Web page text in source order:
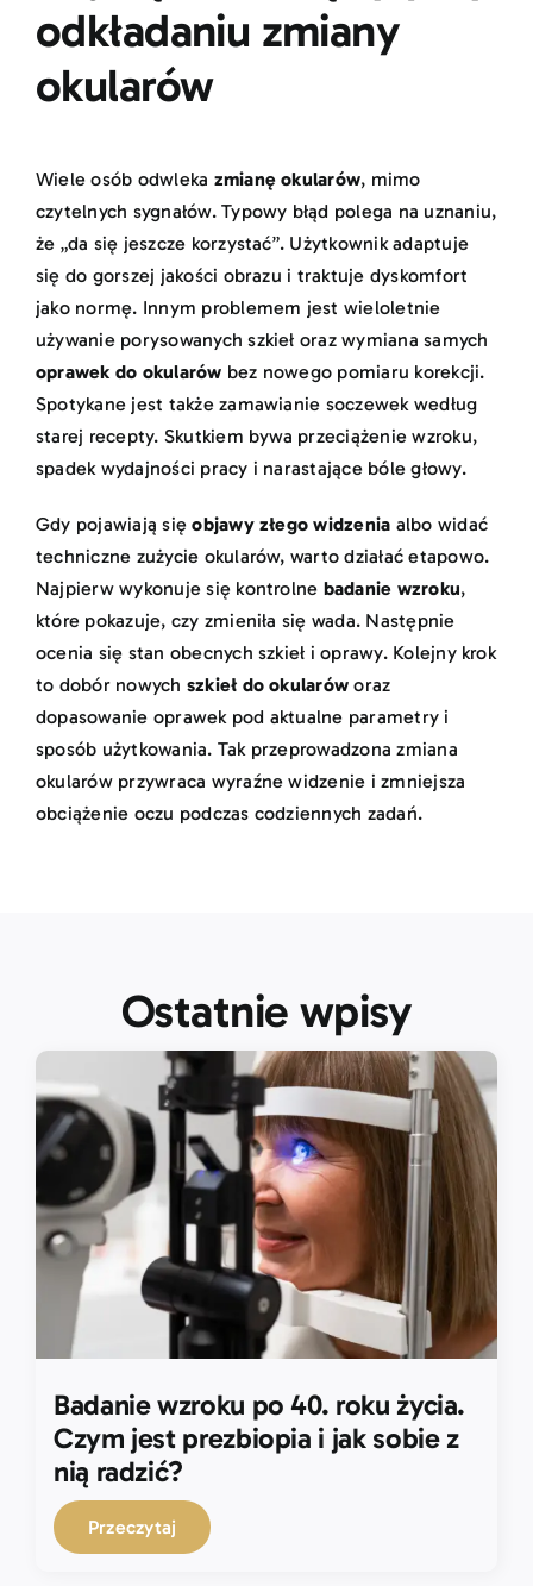
odkładaniu zmiany
okularów
Wiele osób odwleka zmianę okularów, mimo
czytelnych sygnałów. Typowy błąd polega na uznaniu,
że „da się jeszcze korzystać”. Użytkownik adaptuje
się do gorszej jakości obrazu i traktuje dyskomfort
jako normę. Innym problemem jest wieloletnie
używanie porysowanych szkieł oraz wymiana samych
oprawek do okularów bez nowego pomiaru korekcji.
Spotykane jest także zamawianie soczewek według
starej recepty. Skutkiem bywa przeciążenie wzroku,
spadek wydajności pracy i narastające bóle głowy.
Gdy pojawiają sięobjawy złego widzenia albo widać
techniczne zużycie okularów, warto działać etapowo.
Najpierw wykonuje się kontrolne badanie wzroku,
które pokazuje, czy zmieniła się wada. Następnie
ocenia się stan obecnych szkieł i oprawy. Kolejny krok
to dobór nowych szkieł do okularów oraz
dopasowanie oprawek pod aktualne parametry i
sposób użytkowania. Tak przeprowadzona zmiana
okularów przywraca wyraźne widzenie i zmniejsza
obciążenie oczu podczas codziennych zadań.
Ostatnie wpisy
Badanie wzroku po 40. roku życia.
Czym jest prezbiopia i jak sobie z
nią radzić?
Przeczytaj